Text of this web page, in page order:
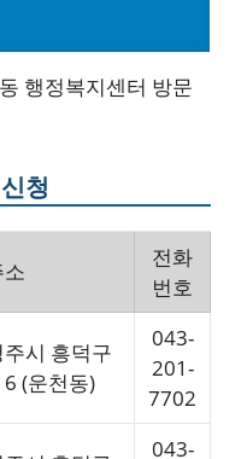
행정복지센터 방문
청
소
전화
번호
시 흥덕구
(운천동)
043-
201-
7702
043-